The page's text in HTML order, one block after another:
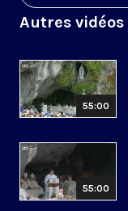
Autres
55:00
55:00